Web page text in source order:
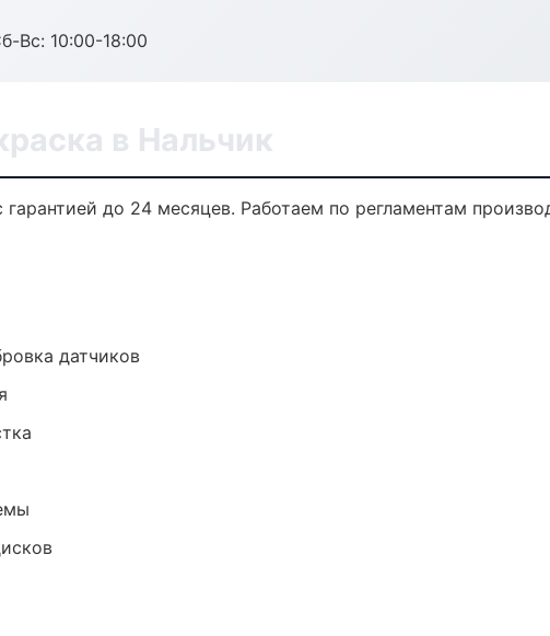
Вс: 10:00-18:00
в Нальчик
до 24 месяцев. Работаем по регламентам
датчиков